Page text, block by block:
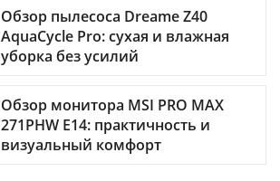
Обзор пылесоса Dreame Z40
AquaCycle Pro: сухая и влажная
уборка без усилий
Обзор монитора MSI PRO MAX
271PHW E14: практичность и
визуальный комфорт